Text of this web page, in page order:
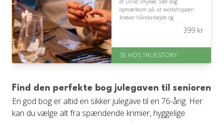
et unikt smykke. Vær dog
opmærksom på, at workshoppen
kræver håndarbejde og
koncentration, hvilket måske ikke
På lager
Levering: 1-2 dages levering.
Fremragende Trustpilot rating
på 4.7 ud af 5
399kr
SE HOS TRUESTORY
Find den perfekte bog julegaven til senioren
En god bog er altid en sikker julegave til en 76-årig. Her
kan du vælge alt fra spændende krimier, hyggelige